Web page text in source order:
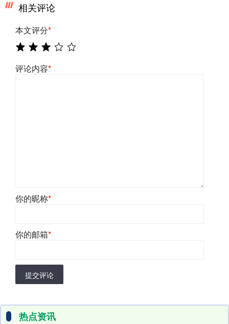
相关评论
本文评分*
评论内容*
你的昵称*
你的邮箱*
提交评论
热点资讯